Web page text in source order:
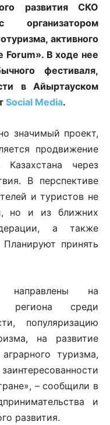
развития СКО
активного
Forum». В ходе нее
фестиваля,
в Айыртауском
Social Media.
значимый проект,
продвижение
Казахстана через
В перспективе
и туристов не
но и из ближних
а также
принять
направлены на
региона среди
популяризацию
на развитие
туризма,
– сообщили в
и
развития.